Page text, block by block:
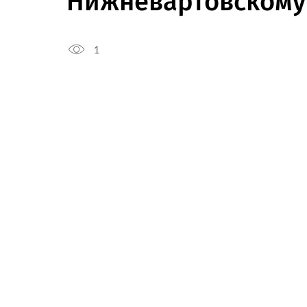
1